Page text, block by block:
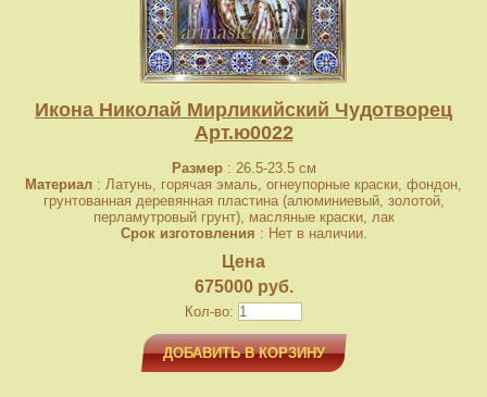
Икона Николай Мирликийский Чудотворец
Арт.ю0022
Размер: 26.5-23.5 см
Материал : Латунь, горячая эмаль, огнеупорные краски, фондон,
грунтованная деревянная пластина (алюминиевый, золотой,
перламутровый грунт), масляные краски, лак
Срок изготовления : Нет в наличии.
Цена
675000 руб.
Кол-во:
ДОБАВИТЬ В КОРЗИНУ